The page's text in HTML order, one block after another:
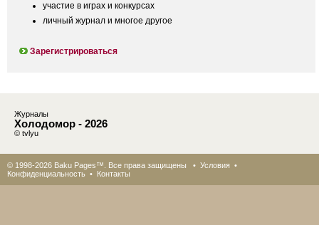
участие в играх и конкурсах
личный журнал и многое другое
Зарегистрироваться
Журналы
Холодомор - 2026
© tvlyu
© 1998-2026 Baku Pages™. Все права защищены • Условия •
Конфиденциальность • Контакты